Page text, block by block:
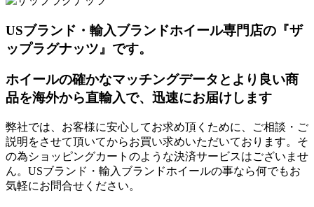
USブランド・輸入ブランドホイール専門店の『ザ
ップラグナッツ』です。
ホイールの確かなマッチングデータとより良い商
品を海外から直輸入で、迅速にお届けします
弊社では、お客様に安心してお求め頂くために、ご相談・ご
説明をさせて頂いてからお買い求めいただいております。そ
の為ショッピングカートのような決済サービスはございませ
ん。USブランド・輸入ブランドホイールの事なら何でもお
気軽にお問合せください。